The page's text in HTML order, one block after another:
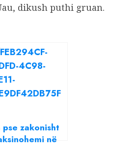
dikush puthi gruan.
pse zakonisht
në